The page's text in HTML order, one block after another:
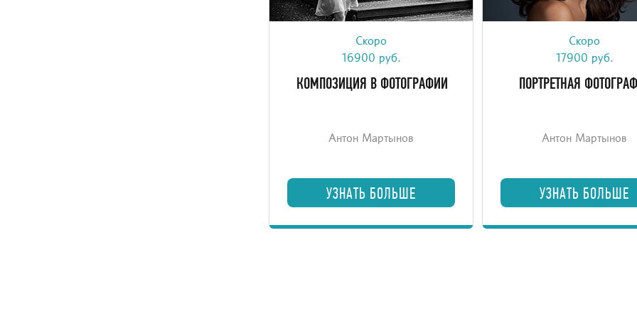
Научитесь использовать мощные
приемы композиции для создания
фотографий.
Скоро
16900 руб.
КОМПОЗИЦИЯ В ФОТОГРАФИИ
Антон Мартынов
УЗНАТЬ БОЛЬШЕ
Онлайн-курс о практике
фотографии для
Скоро
17900 руб.
ПОРТРЕТНАЯ
Антон Мартынов
УЗНАТЬ БОЛЬШЕ